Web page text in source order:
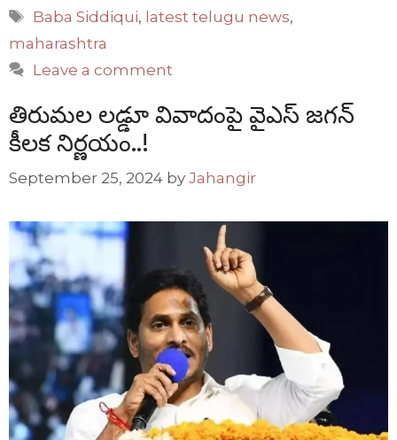
Tags
Baba Siddiqui, latest telugu news,
maharashtra
Leave a comment
తిరుమల లడ్డూ వివాదంపై వైఎస్ జగన్
కీలక నిర్ణయం..!
September 25, 2024 by Jahangir